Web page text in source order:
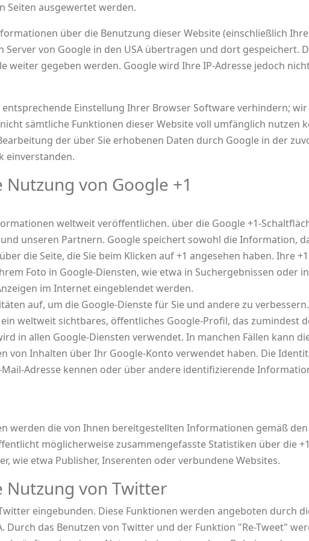
Seiten ausgewertet werden.
über die Benutzung dieser Website (einschließlich
von Google in den USA übertragen und dort gespeichert.
weiter gegeben werden. Google wird Ihre IP-Adresse jedoch
Einstellung Ihrer Browser Software verhindern; wir
sämtliche Funktionen dieser Website voll umfänglich nutzen
der über Sie erhobenen Daten durch Google in der
einverstanden.
von Google +1
weltweit veröffentlichen. über die Google +1-
unseren Partnern. Google speichert sowohl die Information,
die Seite, die Sie beim Klicken auf +1 angesehen haben. Ihre
Foto in Google-Diensten, wie etwa in Suchergebnissen oder
im Internet eingeblendet werden.
auf, um die Google-Dienste für Sie und andere zu
weltweit sichtbares, öffentliches Google-Profil, das zumindest
in allen Google-Diensten verwendet. In manchen Fällen kann
von Inhalten über Ihr Google-Konto verwendet haben. Die
Adresse kennen oder über andere identifizierende
werden die von Ihnen bereitgestellten Informationen gemäß
möglicherweise zusammengefasste Statistiken über die
wie etwa Publisher, Inserenten oder verbundene Websites.
von Twitter
eingebunden. Diese Funktionen werden angeboten durch
Durch das Benutzen von Twitter und der Funktion "Re-Tweet"